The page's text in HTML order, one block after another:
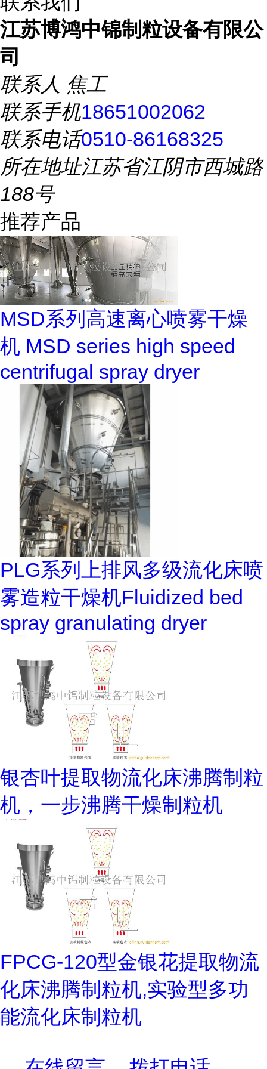
江苏博鸿中锦制粒设备有限公
司
联系人 焦工
联系手机18651002062
联系电话0510-86168325
所在地址江苏省江阴市西城路
188号
推荐产品
MSD系列高速离心喷雾干燥
机 MSD series high speed
centrifugal spray dryer
PLG系列上排风多级流化床喷
雾造粒干燥机Fluidized bed
spray granulating dryer
银杏叶提取物流化床沸腾制粒
机，一步沸腾干燥制粒机
FPCG-120型金银花提取物流
化床沸腾制粒机,实验型多功
能流化床制粒机